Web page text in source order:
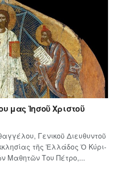
μας Ἰησοῦ Χριστοῦ
Γενικοῦ Διευθυντοῦ
τῆς Ἑλλάδος Ὁ Κύ­ρι­
Μα­θη­τῶν Του Πέ­τρο,...